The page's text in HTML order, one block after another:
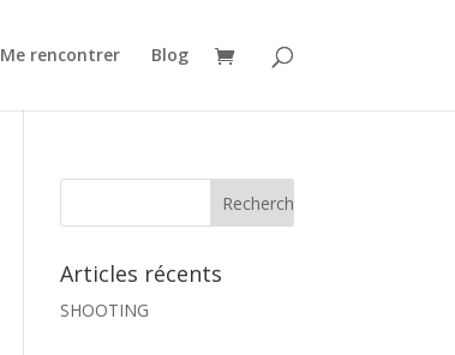
Me rencontrer Blog
Articles récents
SHOOTING